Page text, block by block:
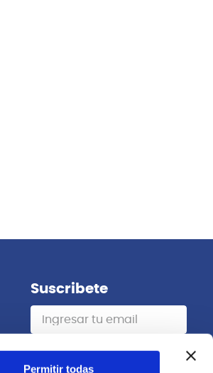
Permitir todas
P02216 CUERDAS GUITARRA ELECTRICA
SKINNY TOP BEEFY BOTTOM SLINKY 10-